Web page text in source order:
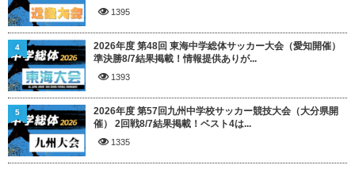
1395
2026年度 第48回 東海中学総体サッカー大会（愛知開催）
準決勝8/7結果掲載！情報提供ありが...
1393
4
2026年度 第57回九州中学校サッカー競技大会（大分県開
催） 2回戦8/7結果掲載！ベスト4は...
1335
5